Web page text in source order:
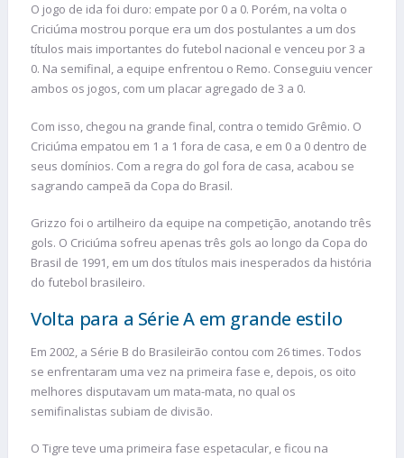
O jogo de ida foi duro: empate por 0 a 0. Porém, na volta o
Criciúma mostrou porque era um dos postulantes a um dos
títulos mais importantes do futebol nacional e venceu por 3 a
0. Na semifinal, a equipe enfrentou o Remo. Conseguiu vencer
ambos os jogos, com um placar agregado de 3 a 0.
Com isso, chegou na grande final, contra o temido Grêmio. O
Criciúma empatou em 1 a 1 fora de casa, e em 0 a 0 dentro de
seus domínios. Com a regra do gol fora de casa, acabou se
sagrando campeã da Copa do Brasil.
Grizzo foi o artilheiro da equipe na competição, anotando três
gols. O Criciúma sofreu apenas três gols ao longo da Copa do
Brasil de 1991, em um dos títulos mais inesperados da história
do futebol brasileiro.
Volta para a Série A em grande estilo
Em 2002, a Série B do Brasileirão contou com 26 times. Todos
se enfrentaram uma vez na primeira fase e, depois, os oito
melhores disputavam um mata-mata, no qual os
semifinalistas subiam de divisão.
O Tigre teve uma primeira fase espetacular, e ficou na